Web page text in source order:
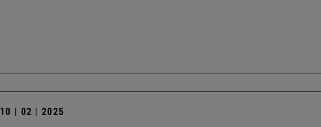
10 | 02 | 2025